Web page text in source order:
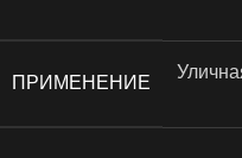
ПРИМЕНЕНИЕ